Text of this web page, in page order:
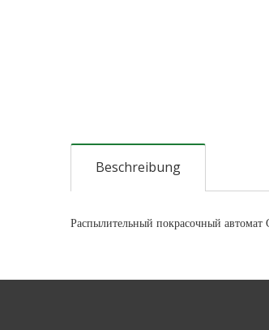
Beschreibung
Распылительный покрасочный автомат